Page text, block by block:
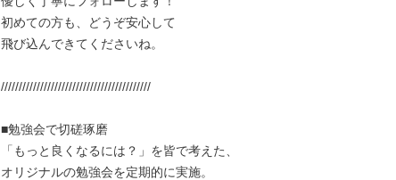
初めての方も、どうぞ安心して
飛び込んできてくださいね。
//////////////////////////////////////////
■勉強会で切磋琢磨
「もっと良くなるには？」を皆で考えた、
オリジナルの勉強会を定期的に実施。